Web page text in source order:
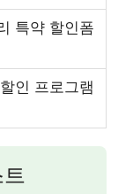
특약 할인폼
인 프로그램